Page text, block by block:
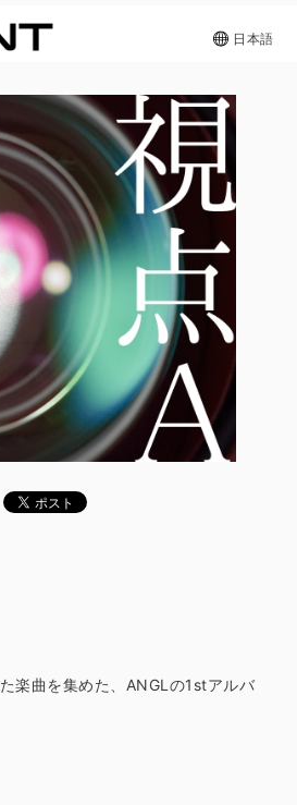
日本語
楽曲を集めた、ANGLの1stアルバ